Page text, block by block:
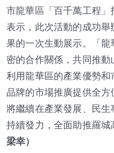
市龍華區「百千萬工程
表示，此次活動的成功
果的一次生動展示。「
密的合作關係，共同推
利用龍華區的產業優勢
品牌的市場推廣提供全
將繼續在產業發展、民
持續發力，全面助推羅城
梁幸）